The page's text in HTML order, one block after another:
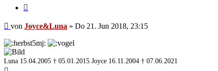
Beitrag
von Joyce&Luna » Do 21. Jun 2018, 23:15
Luna 15.04.2005 † 05.01.2015 Joyce 16.11.2004 † 07.06.2021